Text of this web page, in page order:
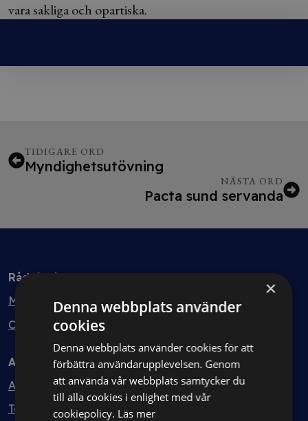
vara sakliga och opartiska.
TIDIGARE ORD
Myndighetsutövning
NÄSTA ORD
Pacta sund servanda
Rådgivning
Min bolagsjurist
Ombud
Avtal
Avtalshantering
Testa kostnadsfritt
×
Denna webbplats använder
cookies
Denna webbplats använder cookies för att
förbättra användarupplevelsen. Genom
att använda vår webbplats samtycker du
till alla cookies i enlighet med vår
cookiepolicy. Läs mer